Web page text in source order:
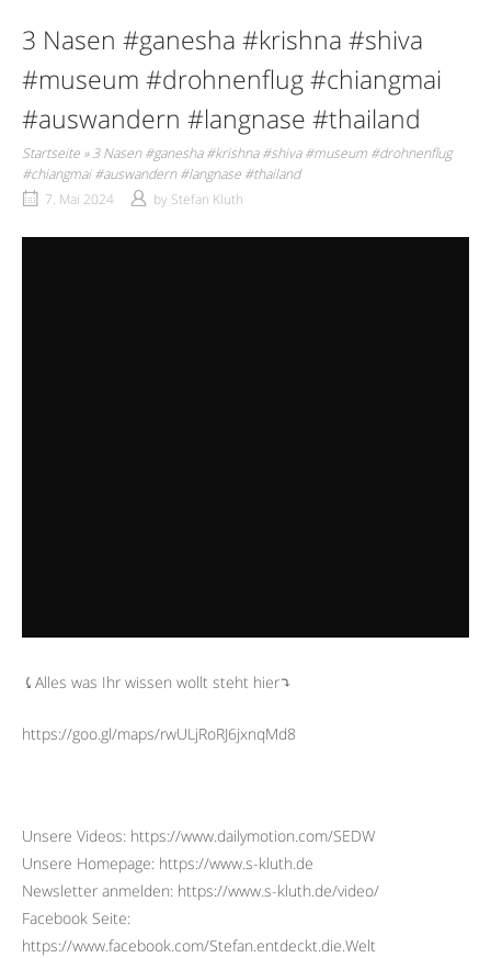
3 Nasen #ganesha #krishna #shiva
#museum #drohnenflug #chiangmai
#auswandern #langnase #thailand
Startseite »3 Nasen #ganesha #krishna #shiva #museum #drohnenflug
#chiangmai #auswandern #langnase #thailand
7. Mai 2024
by Stefan Kluth
⤹Alles was Ihr wissen wollt steht hier⤵︎
https://goo.gl/maps/rwULjRoRJ6jxnqMd8
Unsere Videos: https://www.dailymotion.com/SEDW
Unsere Homepage: https://www.s-kluth.de
Newsletter anmelden: https://www.s-kluth.de/video/
Facebook Seite:
https://www.facebook.com/Stefan.entdeckt.die.Welt